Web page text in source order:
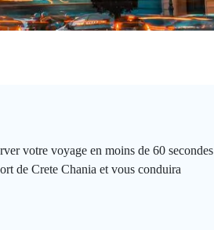
votre voyage en moins de 60 secondes
de Crete Chania et vous conduira